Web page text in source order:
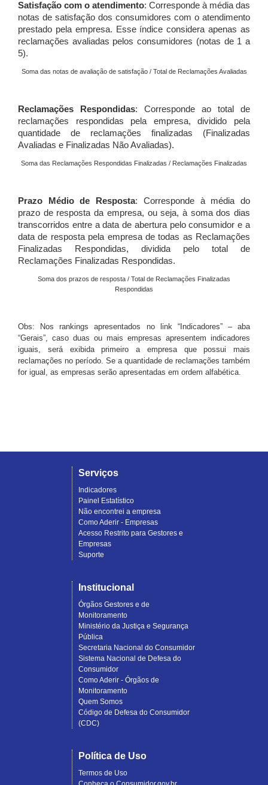
Satisfação com o atendimento: Corresponde à média das
notas de satisfação dos consumidores com o atendimento
prestado pela empresa. Esse índice considera apenas as
reclamações avaliadas pelos consumidores (notas de 1 a
5).
Soma das notas de avaliação de satisfação / Total de Reclamações Avaliadas
Reclamações Respondidas: Corresponde ao total de
reclamações respondidas pela empresa, dividido pela
quantidade de reclamações finalizadas (Finalizadas
Avaliadas e Finalizadas Não Avaliadas).
Soma das Reclamações Respondidas Finalizadas / Reclamações Finalizadas
Prazo Médio de Resposta: Corresponde à média do
prazo de resposta da empresa, ou seja, à soma dos dias
transcorridos entre a data de abertura pelo consumidor e a
data de resposta pela empresa de todas as Reclamações
Finalizadas Respondidas, dividida pelo total de
Reclamações Finalizadas Respondidas.
Soma dos prazos de resposta / Total de Reclamações Finalizadas
Respondidas
Obs: Nos rankings apresentados no link “Indicadores” – aba
“Gerais”, caso duas ou mais empresas apresentem indicadores
iguais, será exibida primeiro a empresa que possui mais
reclamações no período. Se a quantidade de reclamações também
for igual, as empresas serão apresentadas em ordem alfabética.
Serviços
Indicadores
Painel Estatístico
Não encontrei a empresa
Como Aderir - Empresas
Acesso Restrito para Gestores e
Empresas
Suporte
Institucional
Órgãos Gestores e de
Monitoramento
Ministério da Justiça e Segurança
Pública
Secretaria Nacional do Consumidor
Sistema Nacional de Defesa do
Consumidor
Como Aderir - Órgãos de
Monitoramento
Quem Somos
Código de Defesa do Consumidor
(CDC)
Política de Uso
Termos de Uso